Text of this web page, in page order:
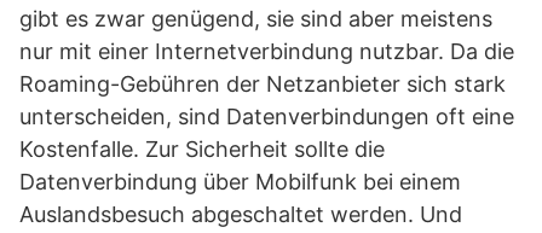
gibt es zwar genügend, sie sind aber meistens
nur mit einer Internetverbindung nutzbar. Da die
Roaming-Gebühren der Netzanbieter sich stark
unterscheiden, sind Datenverbindungen oft eine
Kostenfalle. Zur Sicherheit sollte die
Datenverbindung über Mobilfunk bei einem
Auslandsbesuch abgeschaltet werden. Und